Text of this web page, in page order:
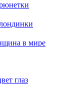
в мире
глаз